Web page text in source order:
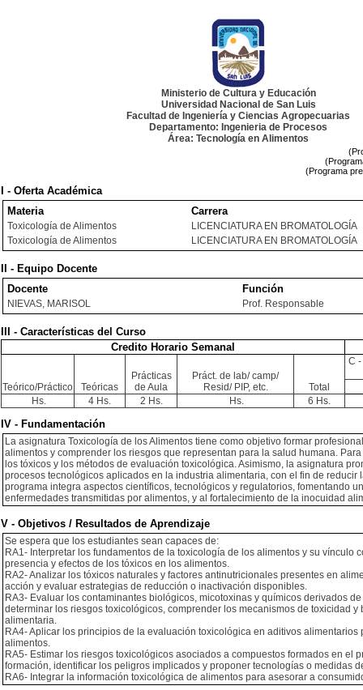
Ministerio de Cultura y Educación
Universidad Nacional de San Luis
Facultad de Ingeniería y Ciencias Agropecuarias
Departamento: Ingenieria de Procesos
Área: Tecnología en Alimentos
(Programa
I - Oferta Académica
Materia
Carrera
Toxicología de Alimentos
LICENCIATURA EN BROMATOLOGÍA
Toxicología de Alimentos
LICENCIATURA EN BROMATOLOGÍA
II - Equipo Docente
Docente
Función
NIEVAS, MARISOL Prof. Responsable
III - Características del Curso
Credito Horario Semanal
Teórico/Práctico Teóricas
Prácticas
de Aula
Práct. de lab/ camp/
Resid/ PIP, etc.
Total
C
Hs. 4 Hs. 2 Hs. Hs. 6 Hs.
IV - Fundamentación
La asignatura Toxicología de los Alimentos tiene como objetivo formar
alimentos y comprender los riesgos que representan para la salud humana.
los tóxicos y los métodos de evaluación toxicológica. Asimismo, la asignatura
procesos tecnológicos aplicados en la industria alimentaria, con el fin de
programa integra aspectos científicos, tecnológicos y regulatorios, fomentando
enfermedades transmitidas por alimentos, y al fortalecimiento de la inocuidad
V - Objetivos / Resultados de Aprendizaje
Se espera que los estudiantes sean capaces de:
RA1- Interpretar los fundamentos de la toxicología de los alimentos y su
presencia y efectos de los tóxicos en los alimentos.
RA2- Analizar los tóxicos naturales y factores antinutricionales presentes en
acción y evaluar estrategias de reducción o inactivación disponibles.
RA3- Evaluar los contaminantes biológicos, micotoxinas y químicos derivados
determinar los riesgos toxicológicos, comprender los mecanismos de toxicidad
alimentaria.
RA4- Aplicar los principios de la evaluación toxicológica en aditivos
alimentos.
RA5- Estimar los riesgos toxicológicos asociados a compuestos formados en
formación, identificar los peligros implicados y proponer tecnologías o medidas
RA6- Integrar la información toxicológica de alimentos para asesorar a